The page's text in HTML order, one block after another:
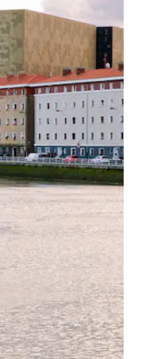
et en faisant glisser.